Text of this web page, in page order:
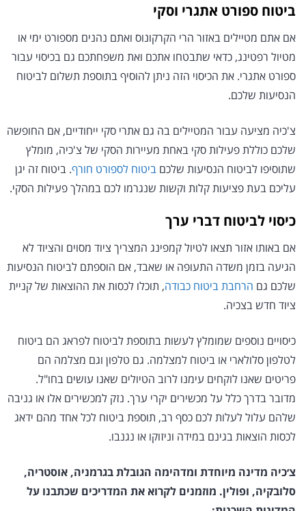
ביטוח ספורט אתגרי וסקי
אם אתם מטיילים באזור הרי הקרקונוס ואתם נהנים מספורט ימי או
מטיול רפטינג, כדאי שתבטחו אתכם ואת משפחתכם גם בכיסוי עבור
ספורט אתגרי. את הכיסוי הזה ניתן להוסיף בתוספת תשלום לביטוח
הנסיעות שלכם.
צ'כיה מציעה עבור המטיילים בה גם אתרי סקי ייחודיים, אם החופשה
שלכם כוללת פעילות סקי באחת מעיירות הסקי של צ'כיה, מומלץ
שתוסיפו לביטוח הנסיעות שלכם ביטוח לספורט חורף. ביטוח זה יגן
עליכם בעת פציעות קלות וקשות שנגרמו לכם במהלך פעילות הסקי.
כיסוי לביטוח דברי ערך
אם באותו אזור תצאו לטיול קמפינג המצריך ציוד מסוים והציוד לא
הגיעה בזמן משדה התעופה או שאבד, אם הוספתם לביטוח הנסיעות
שלכם גם הרחבת ביטוח כבודה, תוכלו לכסות את ההוצאות של קניית
ציוד חדש בצכיה.
כיסויים נוספים שמומלץ לעשות בתוספת לביטוח לפראג הם ביטוח
לטלפון סלולארי או ביטוח למצלמה. גם טלפון וגם מצלמה הם
פריטים שאנו לוקחים עימנו לרוב הטיולים שאנו עושים בחו"ל.
מדובר בדרך כלל על מכשירים יקרי ערך. נזק למכשירים אלו או גניבה
שלהם עלול לעלות לכם כסף רב, תוספת ביטוח לכל אחד מהם ידאג
לכסות הוצאות בגינם במידה וניזוקו או נגנבו.
צ׳כיה מדינה מיוחדת ומדהימה הגובלת בגרמניה, אוסטריה,
סלובקיה, ופולין. מוזמנים לקרוא את המדריכים שכתבנו על